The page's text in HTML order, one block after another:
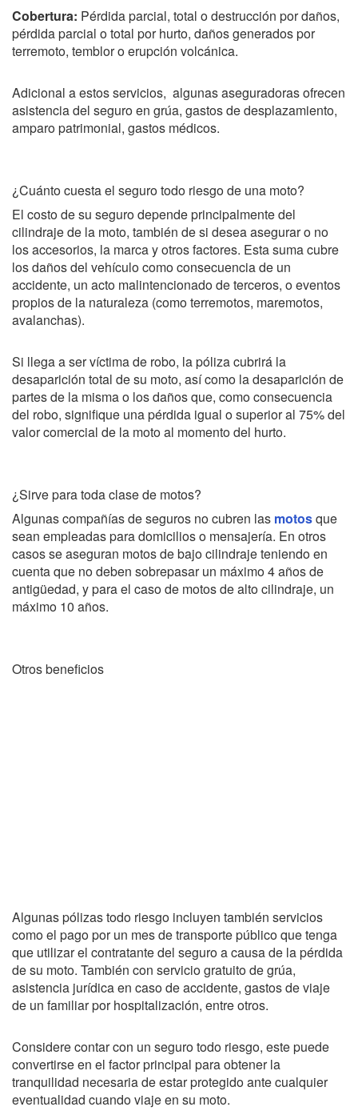
Cobertura: Pérdida parcial, total o destrucción por daños,
pérdida parcial o total por hurto, daños generados por
terremoto, temblor o erupción volcánica.
Adicional a estos servicios, algunas aseguradoras ofrecen
asistencia del seguro en grúa, gastos de desplazamiento,
amparo patrimonial, gastos médicos.
¿Cuánto cuesta el seguro todo riesgo de una moto?
El costo de su seguro depende principalmente del
cilindraje de la moto, también de si desea asegurar o no
los accesorios, la marca y otros factores. Esta suma cubre
los daños del vehículo como consecuencia de un
accidente, un acto malintencionado de terceros, o eventos
propios de la naturaleza (como terremotos, maremotos,
avalanchas).
Si llega a ser víctima de robo, la póliza cubrirá la
desaparición total de su moto, así como la desaparición de
partes de la misma o los daños que, como consecuencia
del robo, signifique una pérdida igual o superior al 75% del
valor comercial de la moto al momento del hurto.
¿Sirve para toda clase de motos?
Algunas compañías de seguros no cubren las motosque
sean empleadas para domicilios o mensajería. En otros
casos se aseguran motos de bajo cilindraje teniendo en
cuenta que no deben sobrepasar un máximo 4 años de
antigüedad, y para el caso de motos de alto cilindraje, un
máximo 10 años.
Otros beneficios
Algunas pólizas todo riesgo incluyen también servicios
como el pago por un mes de transporte público que tenga
que utilizar el contratante del seguro a causa de la pérdida
de su moto. También con servicio gratuito de grúa,
asistencia jurídica en caso de accidente, gastos de viaje
de un familiar por hospitalización, entre otros.
Considere contar con un seguro todo riesgo, este puede
convertirse en el factor principal para obtener la
tranquilidad necesaria de estar protegido ante cualquier
eventualidad cuando viaje en su moto.